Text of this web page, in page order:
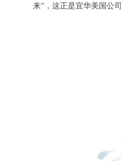
来”，这正是宜华美国公司